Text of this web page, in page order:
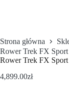
Strona główna
Rower Trek FX
Rower Trek FX
4,899.00zł